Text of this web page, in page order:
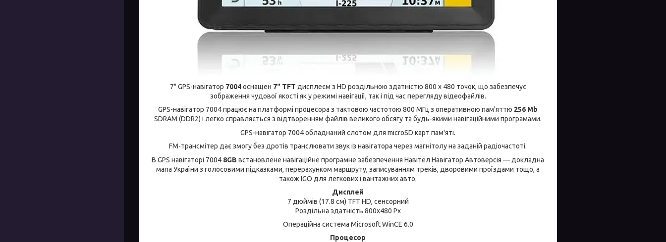
7" GPS-навігатор 7004оснащен 7" TFT дисплеєм з HD роздільною здатністю 800 х 480 точок, що забезпечує
зображення чудової якості як у режимі навігації, так і під час перегляду відеофайлів.
GPS-навігатор 7004 працює на платформі процесора з тактовою частотою 800 МГц з оперативною пам'яттю 256 Mb
SDRAM (DDR2) і легко справляється з відтворенням файлів великого обсягу та будь-якими навігаційними програмами.
GPS-навігатор 7004обладнаний слотом для microSD карт пам'яті.
FM-трансмітер дає змогу без дротів транслювати звук із навігатора через магнітолу на заданій радіочастоті.
В GPS навігаторі 7004 8GB встановлене навігаційне програмне забезпечення Навітел Навігатор Автоверсія — докладна
мапа України з голосовими підказками, перерахунком маршруту, записуванням треків, дворовими проїздами тощо, а
також IGO для легкових і вантажних авто.
Дисплей
7 дюймів (17.8 см) TFT HD, сенсорний
Роздільна здатність 800x480 Px
Операційна система Microsoft WinCE 6.0
Процесор